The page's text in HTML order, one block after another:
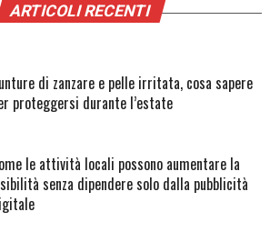
ARTICOLI RECENTI
di zanzare e pelle irritata, cosa sapere
proteggersi durante l’estate
le attività locali possono aumentare la
senza dipendere solo dalla pubblicità